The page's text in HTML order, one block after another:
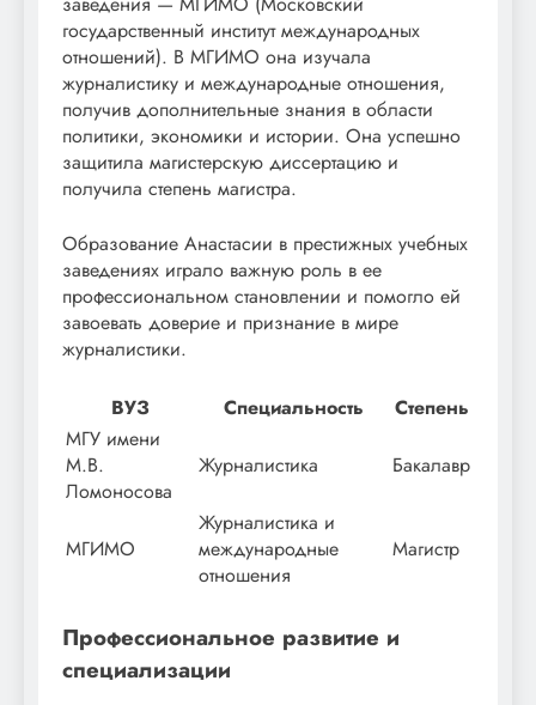
государственный институт международных
отношений). В МГИМО она изучала
журналистику и международные отношения,
получив дополнительные знания в области
политики, экономики и истории. Она успешно
защитила магистерскую диссертацию и
получила степень магистра.
Образование Анастасии в престижных учебных
заведениях играло важную роль в ее
профессиональном становлении и помогло ей
завоевать доверие и признание в мире
журналистики.
ВУЗ Специальность
Степень
МГУ имени
М.В.
Ломоносова
Журналистика Бакалавр
МГИМО
Журналистика и
международные
отношения
Магистр
Профессиональное развитие и
специализации